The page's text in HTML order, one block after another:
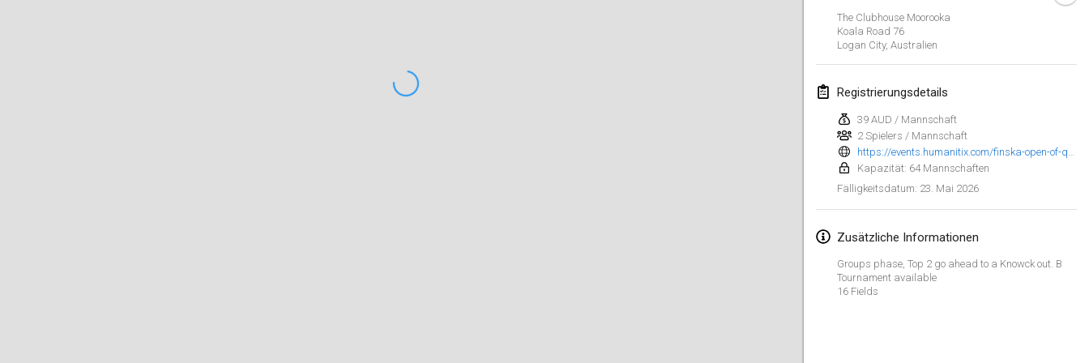
The Clubhouse Moorooka
Koala Road 76
Logan City, Australien
Registrierungsdetails
39 AUD / Mannschaft
2 Spielers / Mannschaft
Kapazität: 64 Mannschaften
Fälligkeitsdatum: 23. Mai 2026
Zusätzliche Informationen
Groups phase, Top 2 go ahead to a Knowck out. B
Tournament available
16 Fields
1. Feb. 2026|Australien
7. Feb. 2026|Polen
Lazala Indoor Cup ZMGZEG
7. Feb. 2026|Ungarn
StranaMölkky
14. Feb. 2026|Italien